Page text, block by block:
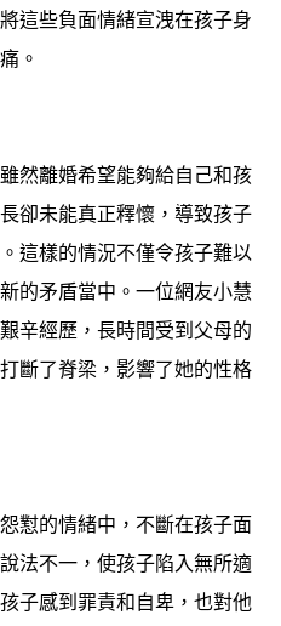
這些負面情緒宣洩在孩子身
。
然離婚希望能夠給自己和孩
卻未能真正釋懷，導致孩子
這樣的情況不僅令孩子難以
的矛盾當中。一位網友小慧
辛經歷，長時間受到父母的
斷了脊梁，影響了她的性格
懟的情緒中，不斷在孩子面
法不一，使孩子陷入無所適
子感到罪責和自卑，也對他